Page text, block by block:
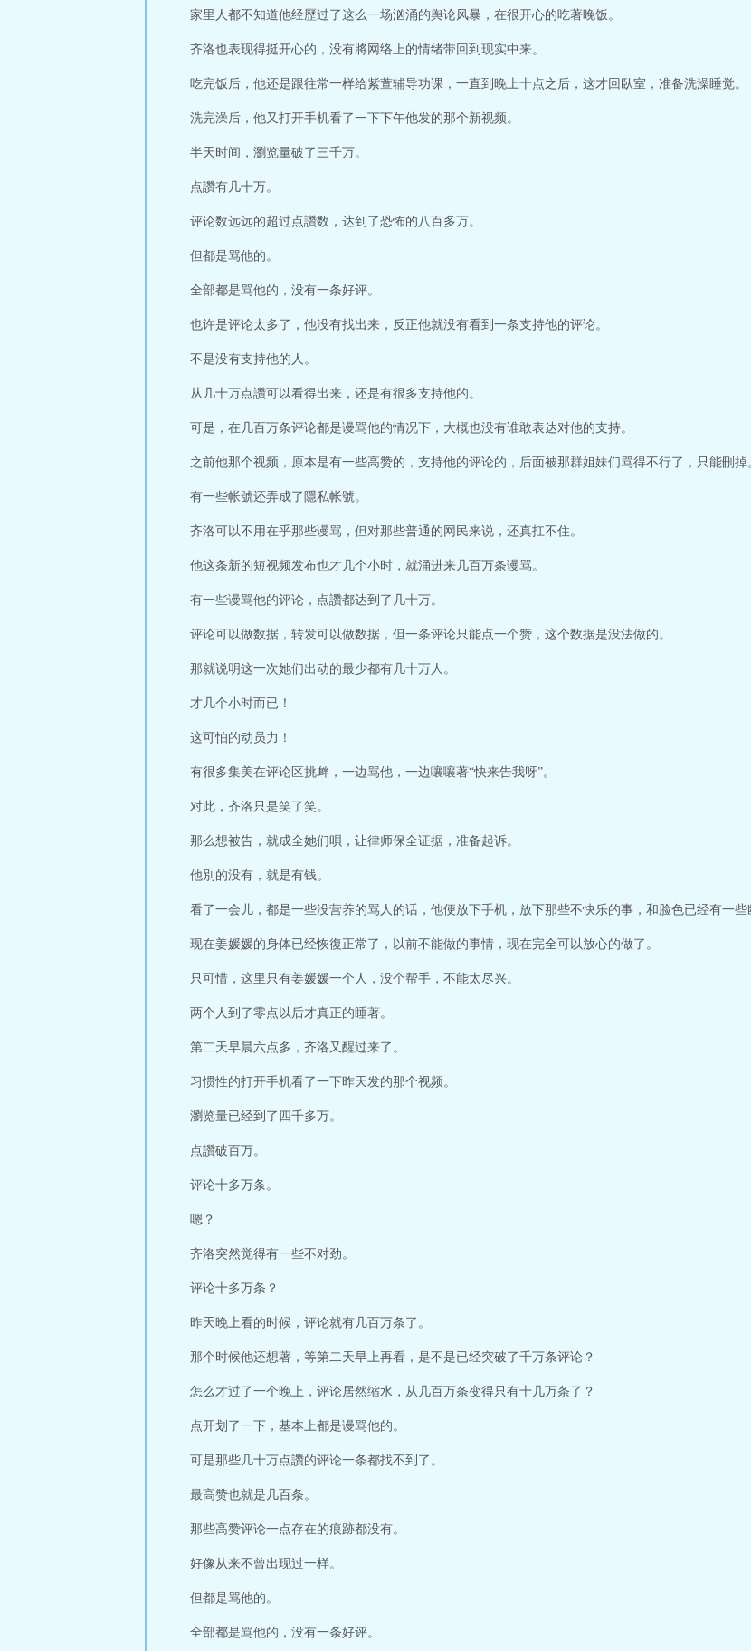
家里人都不知道他经歷过了这么一场汹涌的舆论风暴，在很开心的吃著晚饭。
齐洛也表现得挺开心的，没有將网络上的情绪带回到现实中来。
吃完饭后，他还是跟往常一样给紫萱辅导功课，一直到晚上十点之后，这才回臥室，准备洗澡睡觉。
洗完澡后，他又打开手机看了一下下午他发的那个新视频。
半天时间，瀏览量破了三千万。
点讚有几十万。
评论数远远的超过点讚数，达到了恐怖的八百多万。
但都是骂他的。
全部都是骂他的，没有一条好评。
也许是评论太多了，他没有找出来，反正他就没有看到一条支持他的评论。
不是没有支持他的人。
从几十万点讚可以看得出来，还是有很多支持他的。
可是，在几百万条评论都是谩骂他的情况下，大概也没有谁敢表达对他的支持。
之前他那个视频，原本是有一些高赞的，支持他的评论的，后面被那群姐妹们骂得不行了，只能刪掉
有一些帐號还弄成了隱私帐號。
齐洛可以不用在乎那些谩骂，但对那些普通的网民来说，还真扛不住。
他这条新的短视频发布也才几个小时，就涌进来几百万条谩骂。
有一些谩骂他的评论，点讚都达到了几十万。
评论可以做数据，转发可以做数据，但一条评论只能点一个赞，这个数据是没法做的。
那就说明这一次她们出动的最少都有几十万人。
才几个小时而已！
这可怕的动员力！
有很多集美在评论区挑衅，一边骂他，一边嚷嚷著“快来告我呀”。
对此，齐洛只是笑了笑。
那么想被告，就成全她们唄，让律师保全证据，准备起诉。
他別的没有，就是有钱。
看了一会儿，都是一些没营养的骂人的话，他便放下手机，放下那些不快乐的事，和脸色已经有一些
现在姜媛媛的身体已经恢復正常了，以前不能做的事情，现在完全可以放心的做了。
只可惜，这里只有姜媛媛一个人，没个帮手，不能太尽兴。
两个人到了零点以后才真正的睡著。
第二天早晨六点多，齐洛又醒过来了。
习惯性的打开手机看了一下昨天发的那个视频。
瀏览量已经到了四千多万。
点讚破百万。
评论十多万条。
嗯？
齐洛突然觉得有一些不对劲。
评论十多万条？
昨天晚上看的时候，评论就有几百万条了。
那个时候他还想著，等第二天早上再看，是不是已经突破了千万条评论？
怎么才过了一个晚上，评论居然缩水，从几百万条变得只有十几万条了？
点开划了一下，基本上都是谩骂他的。
可是那些几十万点讚的评论一条都找不到了。
最高赞也就是几百条。
那些高赞评论一点存在的痕跡都没有。
好像从来不曾出现过一样。
但都是骂他的。
全部都是骂他的，没有一条好评。